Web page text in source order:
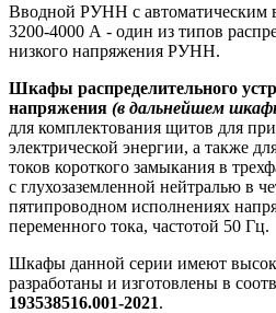
Вводной РУНН с автоматическим
3200-4000 А - один из типов
низкого напряжения РУНН.
Шкафы распределительного
напряжения (в дальнейшем
для комплектования щитов для
электрической энергии, а также
токов короткого замыкания в
с глухозаземленной нейтралью в
пятипроводном исполнениях
переменного тока, частотой 50 Гц.
Шкафы данной серии имеют
разработаны и изготовлены в
193538516.001-2021.